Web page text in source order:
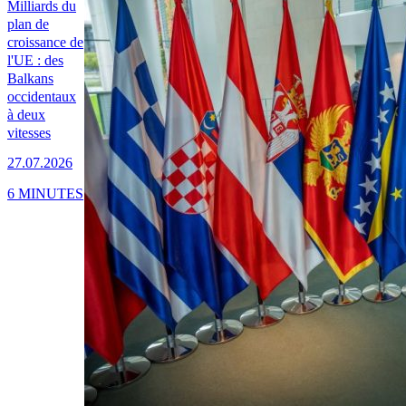
Milliards du
plan de
croissance de
l'UE : des
Balkans
occidentaux
à deux
vitesses
27.07.2026
6 MINUTES